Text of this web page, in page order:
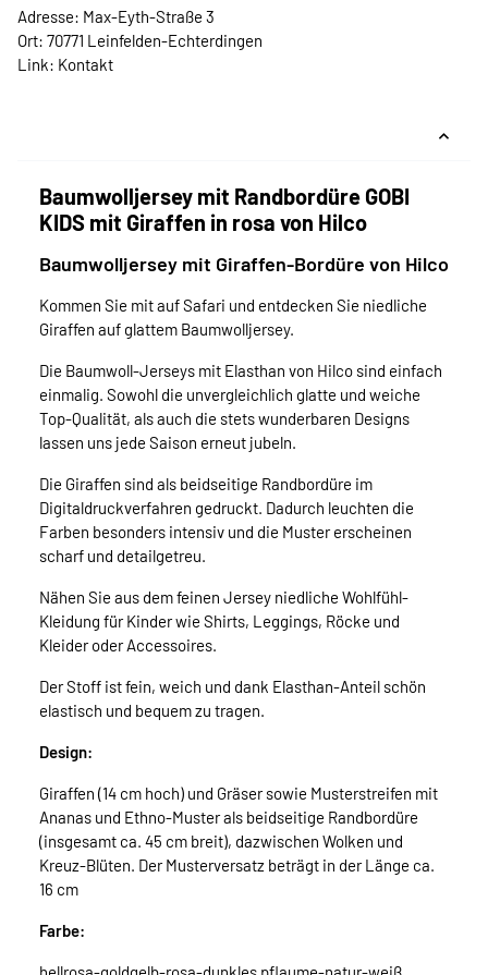
Adresse: Max-Eyth-Straße 3
Ort: 70771 Leinfelden-Echterdingen
Link: Kontakt
Baumwolljersey mit Randbordüre GOBI
KIDS mit Giraffen in rosa von Hilco
Baumwolljersey mit Giraffen-Bordüre von Hilco
Kommen Sie mit auf Safari und entdecken Sie niedliche
Giraffen auf glattem Baumwolljersey.
Die Baumwoll-Jerseys mit Elasthan von Hilco sind einfach
einmalig. Sowohl die unvergleichlich glatte und weiche
Top-Qualität, als auch die stets wunderbaren Designs
lassen uns jede Saison erneut jubeln.
Die Giraffen sind als beidseitige Randbordüre im
Digitaldruckverfahren gedruckt. Dadurch leuchten die
Farben besonders intensiv und die Muster erscheinen
scharf und detailgetreu.
Nähen Sie aus dem feinen Jersey niedliche Wohlfühl-
Kleidung für Kinder wie Shirts, Leggings, Röcke und
Kleider oder Accessoires.
Der Stoff ist fein, weich und dank Elasthan-Anteil schön
elastisch und bequem zu tragen.
Design:
Giraffen (14 cm hoch) und Gräser sowie Musterstreifen mit
Ananas und Ethno-Muster als beidseitige Randbordüre
(insgesamt ca. 45 cm breit), dazwischen Wolken und
Kreuz-Blüten. Der Musterversatz beträgt in der Länge ca.
16 cm
Farbe: